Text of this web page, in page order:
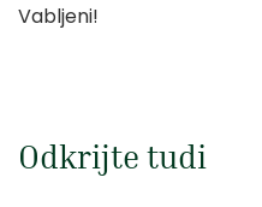
Vabljeni!
Odkrijte tudi